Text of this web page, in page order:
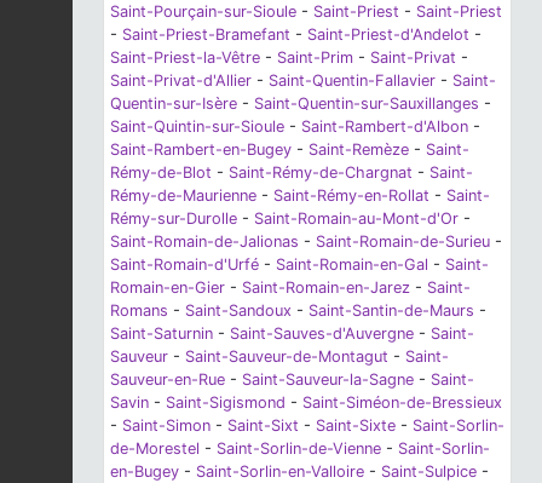
Saint-Pourçain-sur-Sioule - Saint-Priest - Saint-Priest
- Saint-Priest-Bramefant - Saint-Priest-d'Andelot -
Saint-Priest-la-Vêtre - Saint-Prim - Saint-Privat -
Saint-Privat-d'Allier - Saint-Quentin-Fallavier - Saint-
Quentin-sur-Isère - Saint-Quentin-sur-Sauxillanges -
Saint-Quintin-sur-Sioule - Saint-Rambert-d'Albon -
Saint-Rambert-en-Bugey - Saint-Remèze - Saint-
Rémy-de-Blot - Saint-Rémy-de-Chargnat - Saint-
Rémy-de-Maurienne - Saint-Rémy-en-Rollat - Saint-
Rémy-sur-Durolle - Saint-Romain-au-Mont-d'Or -
Saint-Romain-de-Jalionas - Saint-Romain-de-Surieu -
Saint-Romain-d'Urfé - Saint-Romain-en-Gal - Saint-
Romain-en-Gier - Saint-Romain-en-Jarez - Saint-
Romans - Saint-Sandoux - Saint-Santin-de-Maurs -
Saint-Saturnin - Saint-Sauves-d'Auvergne - Saint-
Sauveur - Saint-Sauveur-de-Montagut - Saint-
Sauveur-en-Rue - Saint-Sauveur-la-Sagne - Saint-
Savin - Saint-Sigismond - Saint-Siméon-de-Bressieux
- Saint-Simon - Saint-Sixt - Saint-Sixte - Saint-Sorlin-
de-Morestel - Saint-Sorlin-de-Vienne - Saint-Sorlin-
en-Bugey - Saint-Sorlin-en-Valloire - Saint-Sulpice -